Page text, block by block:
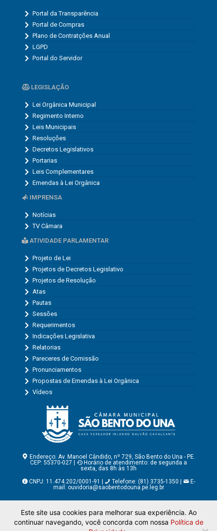
Portal da Transparência
Portal de Compras
Plano de Contratções Anual
LGPD
Portal do Servidor
LEGISLAÇÃO
Lei Orgânica Municipal
Regimento Interno
Leis Municipais
Resoluções
Decretos Legislativos
Portarias
Leis Complementares
Emendas à Lei Orgânica
IMPRENSA
Notícias
TV Câmara
ATIVIDADE PARLAMENTAR
Projeto de Lei
Projetos de Decretos Legislativo
Projetos de Resolução
Atas
Pautas
Sessões
Requerimentos
Indicações Legislativa
Relatorias
Pareceres de Comissão
Pronunciamentos
Propostas de Emendas à Lei Orgânica
Vídeos
Endereço: Av. Manoel Cândido, nº 729, São Bento do Una - PE.
CEP: 55370-027 |
Horário de atendimento: de segunda a
sexta, das 8h às 13h
CNPJ: 11.474.202/0001-91 |
Telefone: (81) 3735-1350 |
E-
mail: ouvidoria@saobentodouna.pe.leg.br
de São Bento do Una - PE
Página desenvolvida pela agência de publicidadeLumusWeb -
Este site usa cookies para melhorar sua experiência. Ao
continuar navegando, você concorda com nossa Política de